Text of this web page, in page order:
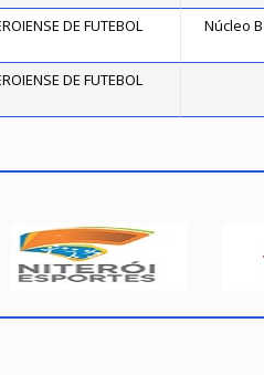
DE FUTEBOL
Núcleo
DE FUTEBOL